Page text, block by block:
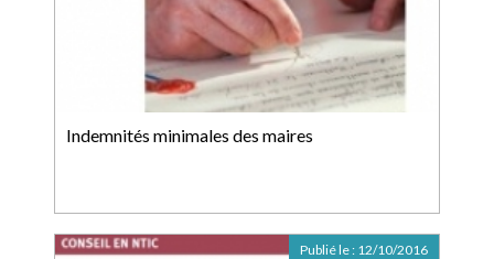
Indemnités minimales des maires
Publié le : 12/10/2016